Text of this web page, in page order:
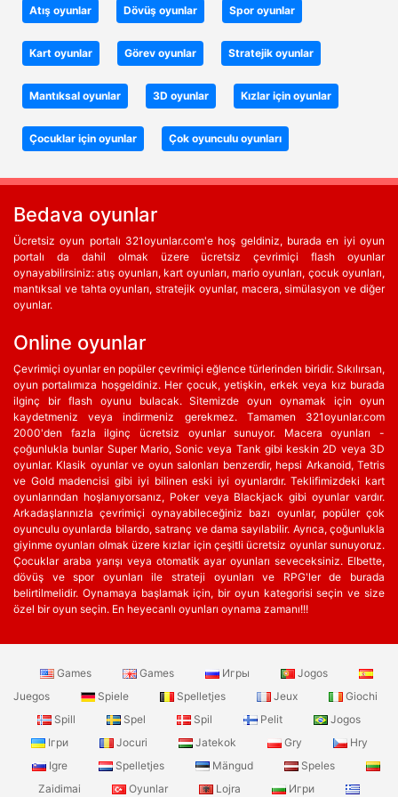
Atış oyunlar Dövüş oyunlar Spor oyunlar
Kart oyunlar Görev oyunlar Stratejik oyunlar
Mantıksal oyunlar 3D oyunlar Kızlar için oyunlar
Çocuklar için oyunlar Çok oyunculu oyunları
Bedava oyunlar
Ücretsiz oyun portalı 321oyunlar.com'e hoş geldiniz, burada en iyi oyun
portalı da dahil olmak üzere ücretsiz çevrimiçi flash oyunlar
oynayabilirsiniz: atış oyunları, kart oyunları, mario oyunları, çocuk oyunları,
mantıksal ve tahta oyunları, stratejik oyunlar, macera, simülasyon ve diğer
oyunlar.
Online oyunlar
Çevrimiçi oyunlar en popüler çevrimiçi eğlence türlerinden biridir. Sıkılırsan,
oyun portalımıza hoşgeldiniz. Her çocuk, yetişkin, erkek veya kız burada
ilginç bir flash oyunu bulacak. Sitemizde oyun oynamak için oyun
kaydetmeniz veya indirmeniz gerekmez. Tamamen 321oyunlar.com
2000'den fazla ilginç ücretsiz oyunlar sunuyor. Macera oyunları -
çoğunlukla bunlar Super Mario, Sonic veya Tank gibi keskin 2D veya 3D
oyunlar. Klasik oyunlar ve oyun salonları benzerdir, hepsi Arkanoid, Tetris
ve Gold madencisi gibi iyi bilinen eski iyi oyunlardır. Teklifimizdeki kart
oyunlarından hoşlanıyorsanız, Poker veya Blackjack gibi oyunlar vardır.
Arkadaşlarınızla çevrimiçi oynayabileceğiniz bazı oyunlar, popüler çok
oyunculu oyunlarda bilardo, satranç ve dama sayılabilir. Ayrıca, çoğunlukla
giyinme oyunları olmak üzere kızlar için çeşitli ücretsiz oyunlar sunuyoruz.
Çocuklar araba yarışı veya otomatik ayar oyunları seveceksiniz. Elbette,
dövüş ve spor oyunları ile strateji oyunları ve RPG'ler de burada
belirtilmelidir. Oynamaya başlamak için, bir oyun kategorisi seçin ve size
özel bir oyun seçin. En heyecanlı oyunları oynama zamanı!!!
Games Games Игры
Jogos
Juegos
Spiele Spelletjes Jeux
Giochi
Spill
Spel Spil Pelit
Jogos
Ігри
Jocuri Jatekok Gry
Hry
Igre
Spelletjes Mängud
Speles
Zaidimai
Oyunlar Lojra Игри